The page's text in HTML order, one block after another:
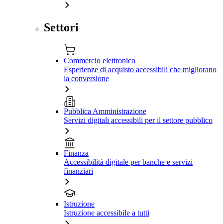
Settori
Commercio elettronico
Esperienze di acquisto accessibili che migliorano
la conversione
Pubblica Amministrazione
Servizi digitali accessibili per il settore pubblico
Finanza
Accessibilità digitale per banche e servizi
finanziari
Istruzione
Istruzione accessibile a tutti